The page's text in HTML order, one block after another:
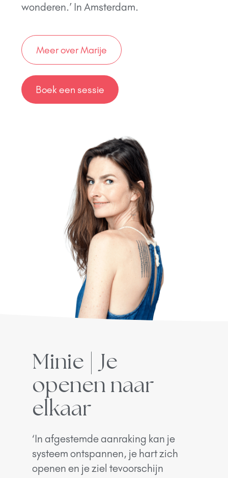
wonderen.’ In Amsterdam.
Meer over Marije
Boek een sessie
Minie | Je
openen naar
elkaar
‘In afgestemde aanraking kan je
systeem ontspannen, je hart zich
openen en je ziel tevoorschijn